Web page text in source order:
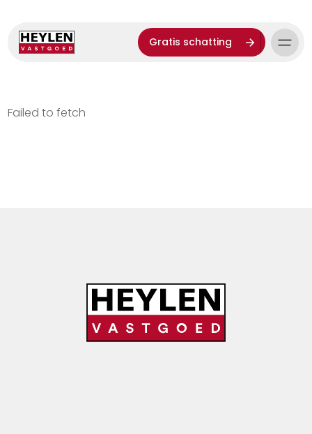
Gratis schatting
Failed to fetch